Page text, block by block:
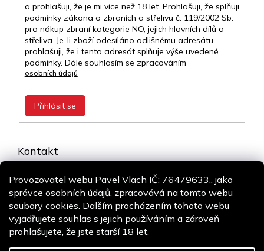
Provozovatel webu Pavel Vlach IČ: 76479633., jako
správce osobních údajů, zpracovává na tomto webu
soubory cookies. Dalším procházením tohoto webu
vyjadřujete souhlas s jejich používáním a zároveň
prohlašujete, že jste starší 18 let.
a prohlašuji, že je mi více než 18 let. Prohlašuji, že splňuji
podmínky zákona o zbraních a střelivu č. 119/2002 Sb.
pro nákup zbraní kategorie NO, jejich hlavních dílů a
střeliva. Je-li zboží odesíláno odlišnému adresátu,
prohlašuji, že i tento adresát splňuje výše uvedené
podmínky. Dále souhlasím se zpracováním
osobních údajů
.
Přihlásit se
Kontakt
+420 775 106 530
Staň se fanouškem